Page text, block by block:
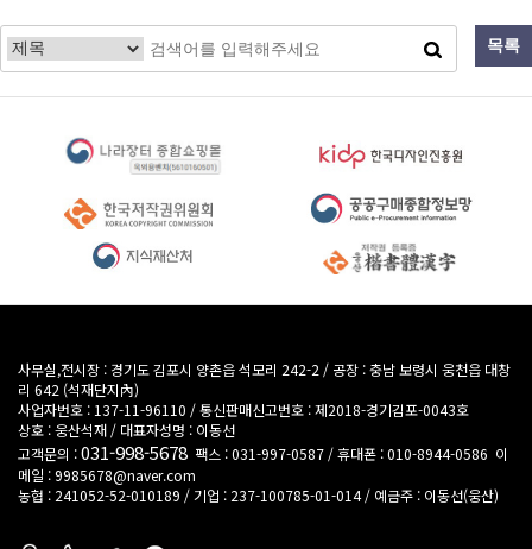
시공사례
시공갤러리 동영상갤러리
고객지원
카카오톡 자주하는질문 이메일상담
목록
사무실,전시장 : 경기도 김포시 양촌읍 석모리 242-2 / 공장 : 충남 보령시 웅천읍 대창
리 642 (석재단지內)
사업자번호 : 137-11-96110 /통신판매신고번호 : 제2018-경기김포-0043호
상호 : 웅산석재 / 대표자성명 : 이동선
고객문의 :031-998-5678 팩스 : 031-997-0587 /휴대폰 : 010-8944-0586 이
메일 : 9985678@naver.com
농협 : 241052-52-010189 / 기업 : 237-100785-01-014 / 예금주 : 이동선(웅산)